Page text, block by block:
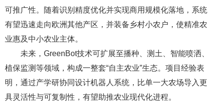
可推广性。随着识别精度优化并实现商用规模化落地，系统
有望迅速走向欧洲其他产区，并装备乡村小农户，使精准农
业惠及中小农业主体。
未来，GreenBot技术可扩展至播种、测土、智能喷洒、
植保监测等领域，构成一整套“自主农业”生态。项目经验表
明，通过产学研协同设计机器人系统，比单一大农场导入更
具灵活性与可复制性，有望助推农业现代化进程。